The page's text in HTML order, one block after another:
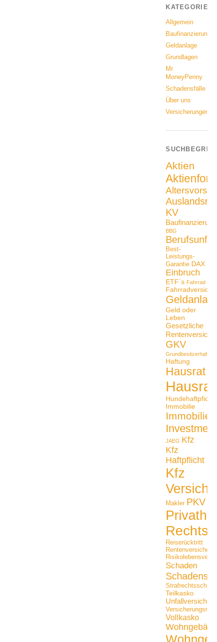
KATEGORIEN
Allgemein
Baufinanzierung
Geldanlage
Grundlagen
Mr.
MoneyPenny
Schadensfälle
Über uns
Versicherungen
Aktien
KV
Baufinanzierung
BBG
Best-
Leistungs-
Garantie DAX
Einbruch
ETF´s Fahrrad
Geld oder
Leben
Gesetzliche
GKV
Haftung
Hausrat
Hundehaftpficht
Immobilie
JAEG Kfz
Kfz
Haftpflicht
Kfz
Makler PKV
Reiserücktritt
Schaden
Strafrechtsschutz
Teilkasko
Vollkasko